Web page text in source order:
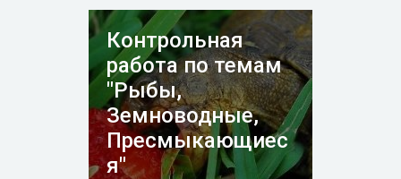
посмотреть видеоуроки по
данным темам на Ютубе.
Контрольная
работа по темам
"Рыбы,
Земноводные,
Пресмыкающиес
я"